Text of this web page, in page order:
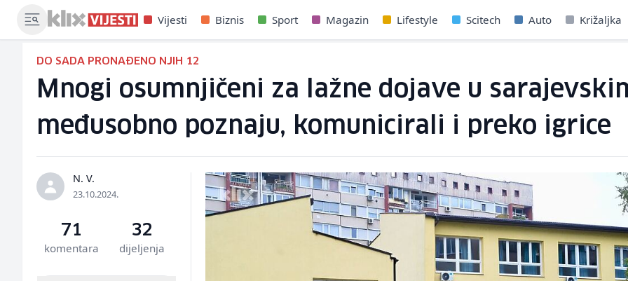
Vijesti Biznis Sport Magazin Lifestyle Scitech Auto Križaljka
DO SADA PRONAĐENO NJIH 12
Mnogi osumnjičeni za lažne dojave u
međusobno poznaju, komunicirali i preko igrice
N. V.
23.10.2024.
71
komentara
32
dijeljenja